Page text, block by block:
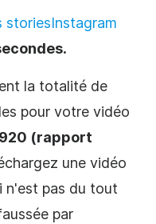
storiesInstagram
la totalité de
pour votre vidéo
(rapport
une vidéo
n'est pas du tout
par